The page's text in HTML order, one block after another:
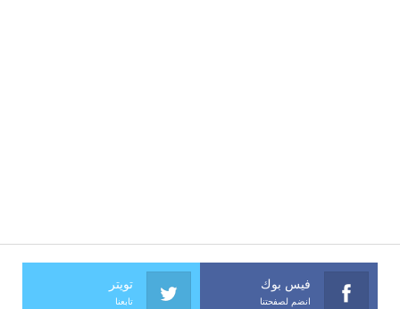
فيس بوك
انضم لصفحتنا
تويتر
تابعنا